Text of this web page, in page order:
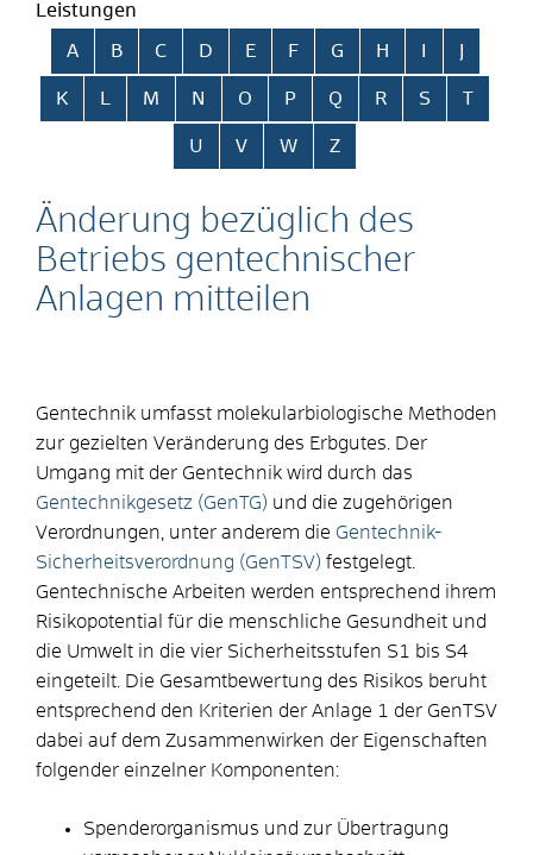
Leistungen
Alphabetisches Register überspringen
A B C D E F G H
K L M N O P Q R S T
U V W Z
Änderung bezüglich des
Betriebs gentechnischer
Anlagen mitteilen
Gentechnik umfasst molekularbiologische Methoden
zur gezielten Veränderung des Erbgutes. Der
Umgang mit der Gentechnik wird durch das
Gentechnikgesetz (GenTG) und die zugehörigen
Verordnungen, unter anderem die Gentechnik-
Sicherheitsverordnung (GenTSV) festgelegt.
Gentechnische Arbeiten werden entsprechend ihrem
Risikopotential für die menschliche Gesundheit und
die Umwelt in die vier Sicherheitsstufen S1 bis S4
eingeteilt. Die Gesamtbewertung des Risikos beruht
entsprechend den Kriterien der Anlage 1 der GenTSV
dabei auf dem Zusammenwirken der Eigenschaften
folgender einzelner Komponenten:
Spenderorganismus und zur Übertragung